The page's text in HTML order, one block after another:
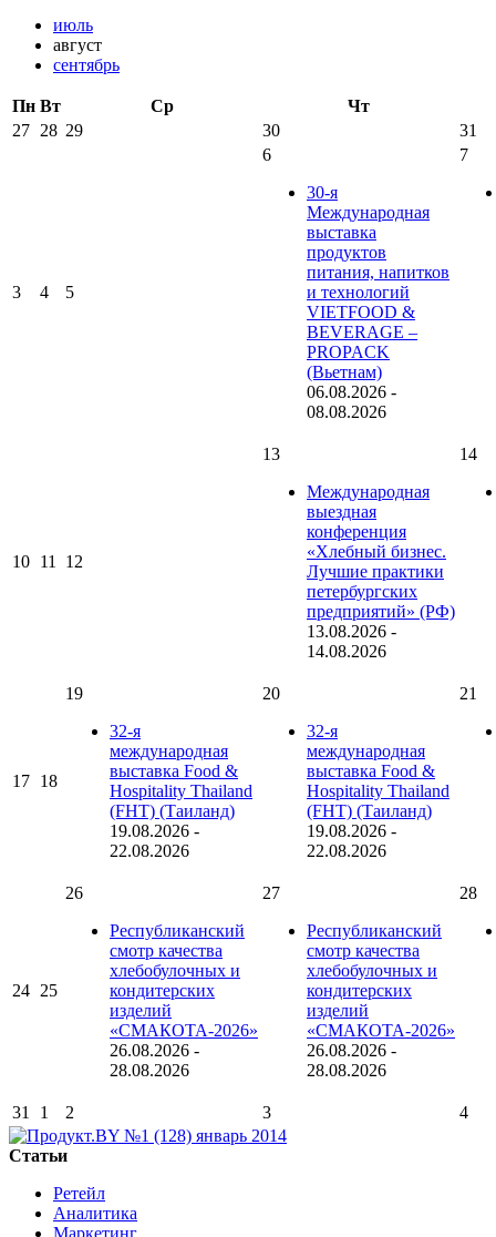
июль
август
сентябрь
Пн Вт Ср
Чт
27 28 29 30 31
3 4 5
6
30-я
Международная
выставка
продуктов
питания, напитков
и технологий
VIETFOOD &
BEVERAGE –
PROPACK
(Вьетнам)
06.08.2026 -
08.08.2026
7
10 11 12
13
Международная
выездная
конференция
«Хлебный бизнес.
Лучшие практики
петербургских
предприятий» (РФ)
13.08.2026 -
14.08.2026
14
17 18
19
32-я
международная
выставка Food &
Hospitality Thailand
(FHT) (Таиланд)
19.08.2026 -
22.08.2026
20
32-я
международная
выставка Food &
Hospitality Thailand
(FHT) (Таиланд)
19.08.2026 -
22.08.2026
21
24 25
26
Республиканский
смотр качества
хлебобулочных и
кондитерских
изделий
«СМАКОТА-2026»
26.08.2026 -
28.08.2026
27
Республиканский
смотр качества
хлебобулочных и
кондитерских
изделий
«СМАКОТА-2026»
26.08.2026 -
28.08.2026
28
31 1 2 3 4
Статьи
Ретейл
Аналитика
Маркетинг